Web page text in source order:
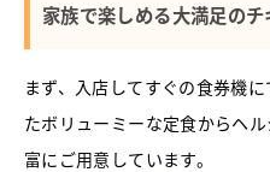
家族で楽しめる大満足のチ
まず、入店してすぐの食券機
たボリューミーな定食からヘ
富にご用意しています。